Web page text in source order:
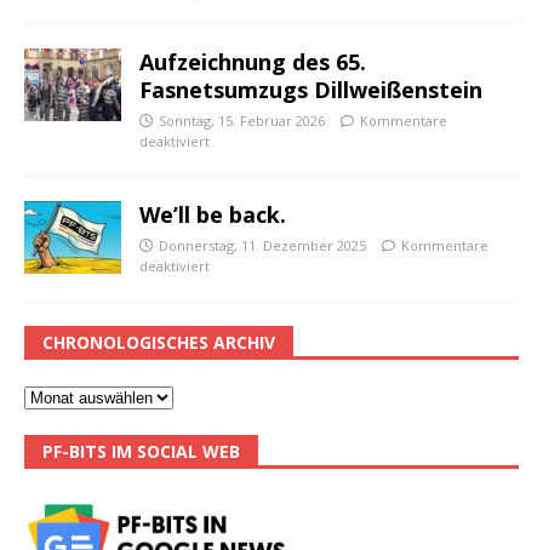
Aufzeichnung des 65.
Fasnetsumzugs Dillweißenstein
Sonntag, 15. Februar 2026
Kommentare
deaktiviert
We’ll be back.
Donnerstag, 11. Dezember 2025
Kommentare
deaktiviert
CHRONOLOGISCHES ARCHIV
PF-BITS IM SOCIAL WEB